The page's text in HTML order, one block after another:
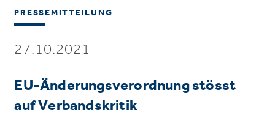
PRESSEMITTEILUNG
27.10.2021
EU-Änderungsverordnung stösst
auf Verbandskritik